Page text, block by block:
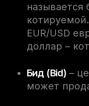
называется
EUR/USD
доллар –
Бид (Bid) –
может